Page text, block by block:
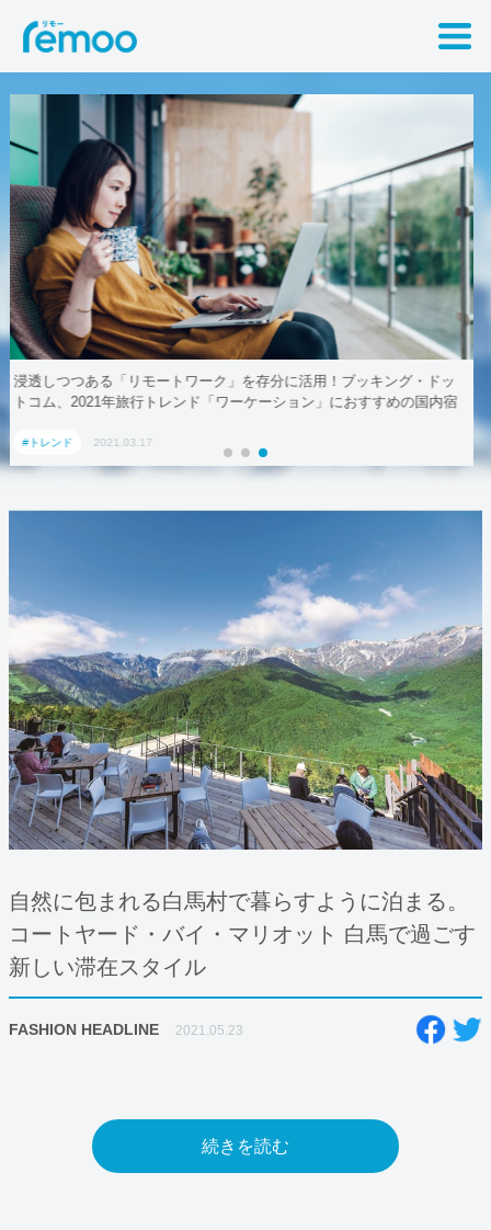
テレワークでも取引先に贈れる「リモート手土産」、AoyamaLab
#トレンド 2021.03.17
自然に包まれる白馬村で暮らすように泊まる。
コートヤード・バイ・マリオット 白馬で過ごす
新しい滞在スタイル
FASHION HEADLINE 2021.05.23
続きを読む